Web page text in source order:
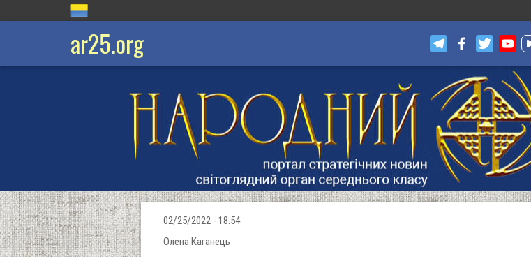
ar25.org
02/25/2022 - 18:54
Олена Каганець